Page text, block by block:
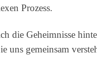
Prozess.
die Geheimnisse
uns gemeinsam